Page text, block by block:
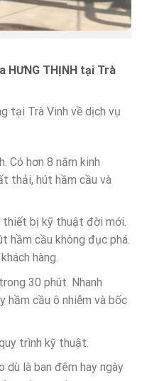
HƯNG THỊNH tại Trà
tại Trà Vinh về dịch vụ
Có hơn 8 năm kinh
thải, hút hầm cầu và
thiết bị kỹ thuật đời mới.
hầm cầu không đục phá.
hàng.
30 phút. Nhanh
cầu ô nhiễm và bốc
trình kỹ thuật.
dù là ban đêm hay ngày